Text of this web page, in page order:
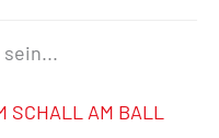
SCHALL AM BALL